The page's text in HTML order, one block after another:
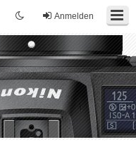
Anmelden